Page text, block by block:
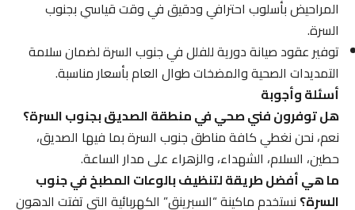
المراحيض بأسلوب احترافي ودقيق في وقت قياسي بجنوب
السرة.
توفير عقود صيانة دورية للفلل في جنوب السرة لضمان سلامة
التمديدات الصحية والمضخات طوال العام بأسعار مناسبة.
أسئلة وأجوبة
هل توفرون فني صحي في منطقة الصديق بجنوب السرة؟
نعم، نحن نغطي كافة مناطق جنوب السرة بما فيها الصديق،
حطين، السلام، الشهداء، والزهراء على مدار الساعة.
ما هي أفضل طريقة لتنظيف بالوعات المطبخ في جنوب
السرة؟نستخدم ماكينة “السبرينق” الكهربائية التي تفتت الدهون